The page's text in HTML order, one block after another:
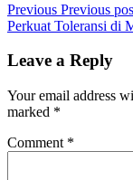
Previous Previous
Perkuat Toleransi di
Leave a Reply
Your email address
marked *
Comment *